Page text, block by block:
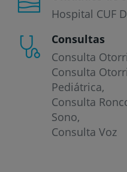
Hospital CUF
Consultas
Consulta
Consulta
Pediátrica
Consulta
Sono
Consulta Voz